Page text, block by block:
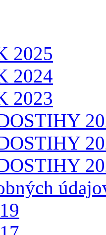
2025
2024
2023